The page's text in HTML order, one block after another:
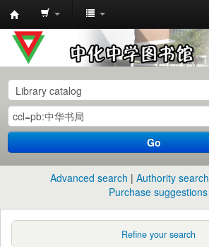
中
化
中
学
图
书
馆
目
Go
Advanced search Authority search
Purchase suggestions
Refine your search